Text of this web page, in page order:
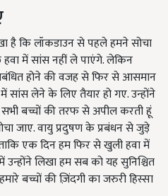
है कि लॉकडाउन से पहले हमने सोचा
में सांस नहीं ले पाएंगे. लेकिन
होने की वजह से फिर से आसमान
सांस लेने के लिए तैयार हो गए. उन्होंने
बच्चों की तरफ से अपील करती हूं
जाए. वायु प्रदुषण के प्रबंधन से जुड़े
एक दिन हम फिर से खुली हवा में
लिखा हम सब को यह सुनिश्चित
बच्चों की ज़िंदगी का जरुरी हिस्सा